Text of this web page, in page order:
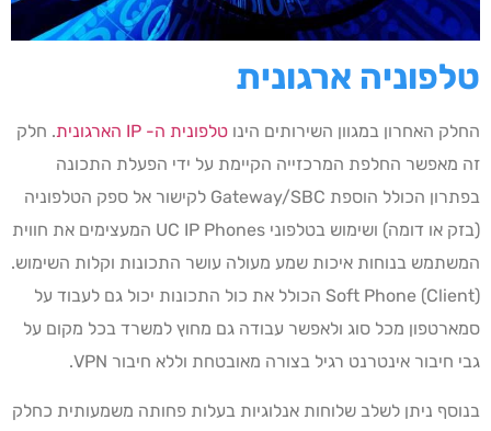
טלפוניה ארגונית
החלק האחרון במגוון השירותים הינו טלפונית ה- IP הארגונית
. חלק
זה מאפשר החלפת המרכזייה הקיימת על ידי הפעלת התכונה
בפתרון הכולל הוספת Gateway/SBC לקישור אל ספק הטלפוניה
(בזק או דומה) ושימוש בטלפוני UC IP Phones המעצימים את חווית
המשתמש בנוחות איכות שמע מעולה עושר התכונות וקלות השימוש.
Soft Phone (Client) הכולל את כול התכונות יכול גם לעבוד על
סמארטפון מכל סוג ולאפשר עבודה גם מחוץ למשרד בכל מקום על
גבי חיבור אינטרנט רגיל בצורה מאובטחת וללא חיבור VPN.
בנוסף ניתן לשלב שלוחות אנלוגיות בעלות פחותה משמעותית כחלק